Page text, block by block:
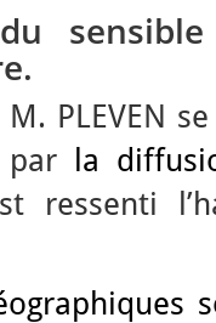
PLEVEN
par
la
ressenti